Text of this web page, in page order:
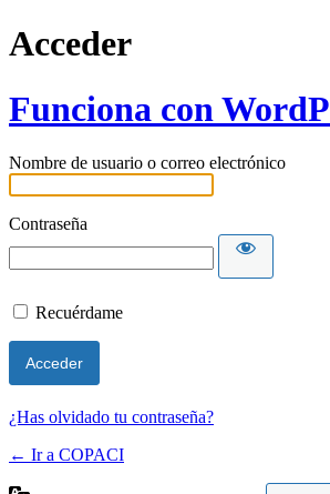
Acceder
Funciona con
Nombre de usuario o correo electrónico
Contraseña
Recuérdame
¿Has olvidado tu contraseña?
← Ir a COPACI